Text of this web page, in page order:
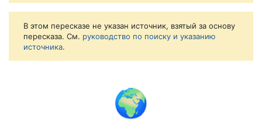
В этом пересказе не указан источник, взятый за основу
пересказа. См. руководство по поиску и указанию
источника.
🌍